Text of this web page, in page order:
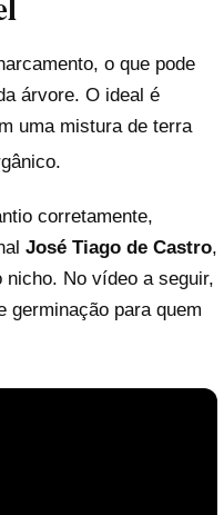
o que pode
árvore. O ideal é
uma mistura de terra
.
corretamente,
José Tiago de Castro,
No vídeo a seguir,
germinação para quem